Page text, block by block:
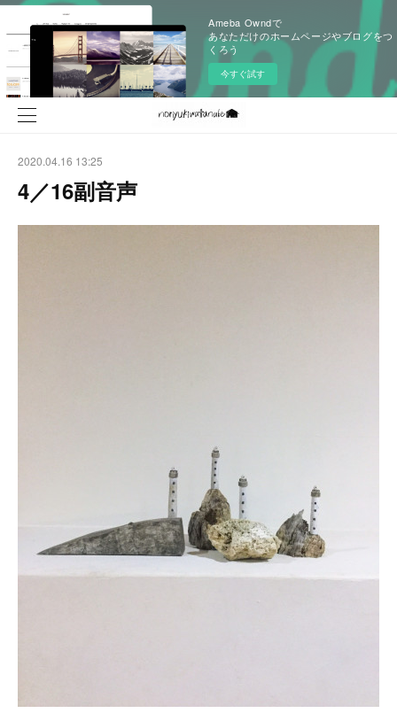
Ameba Owndで
あなただけのホームページやブログをつ
くろう
今すぐ試す
2020.04.16 13:25
4／16副音声